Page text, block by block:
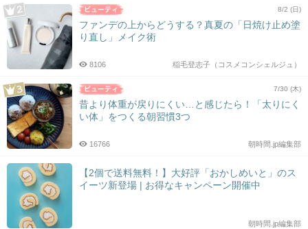
8/2 (日)
ファンデの上からどうする？真夏の「日焼け止め塗
り直し」メイク術
稲毛登志子（コスメコンシェルジュ）
8106
7/30 (木)
昔より体重が戻りにくい…と感じたら！「太りにく
い体」をつくる朝習慣3つ
朝時間.jp編集部
16766
【2個で送料無料！】大好評「おかしめいと」のス
イーツ新登場 | お得なキャンペーン開催中
朝時間.jp編集部